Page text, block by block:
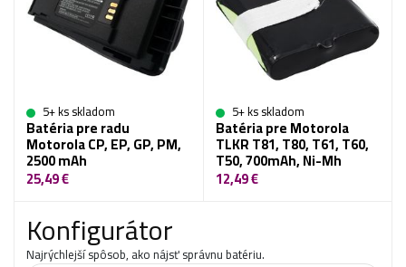
Konfigurátor
Najrýchlejší spôsob, ako nájsť správnu batériu.
5+ ks skladom
Batéria pre radu
Motorola CP, EP, GP, PM,
2500 mAh
25,49 €
5+ ks skladom
Batéria pre Motorola
TLKR T81, T80, T61, T60,
T50, 700mAh, Ni-Mh
12,49 €